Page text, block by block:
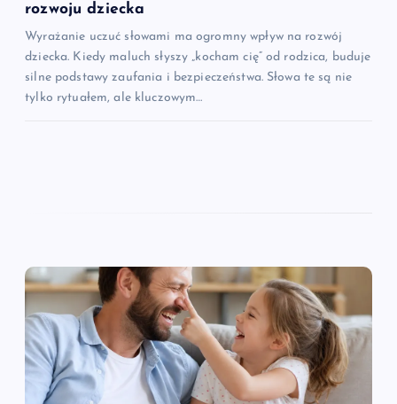
rozwoju dziecka
Wyrażanie uczuć słowami ma ogromny wpływ na rozwój
dziecka. Kiedy maluch słyszy „kocham cię” od rodzica, buduje
silne podstawy zaufania i bezpieczeństwa. Słowa te są nie
tylko rytuałem, ale kluczowym…